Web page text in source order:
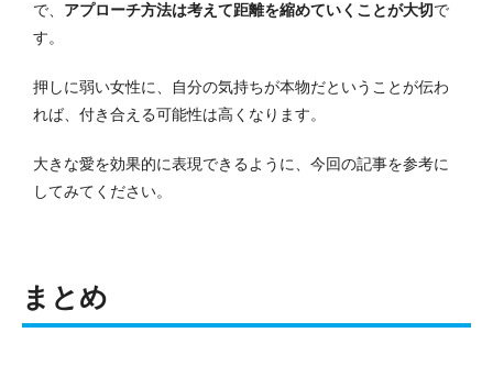
で、 アプローチ方法は考えて距離を縮めていくことが大切で
す。
押しに弱い女性に、自分の気持ちが本物だということが伝わ
れば、付き合える可能性は高くなります。
大きな愛を効果的に表現できるように、今回の記事を参考に
してみてください。
まとめ